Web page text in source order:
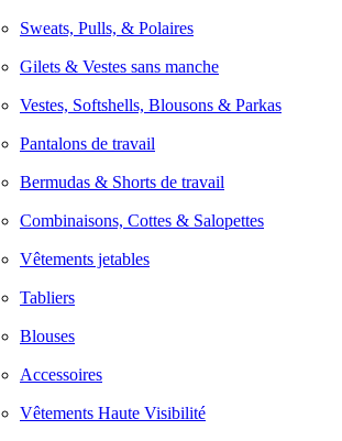
Sweats, Pulls, & Polaires
Gilets & Vestes sans manche
Vestes, Softshells, Blousons & Parkas
Pantalons de travail
Bermudas & Shorts de travail
Combinaisons, Cottes & Salopettes
Vêtements jetables
Tabliers
Blouses
Accessoires
Vêtements Haute Visibilité